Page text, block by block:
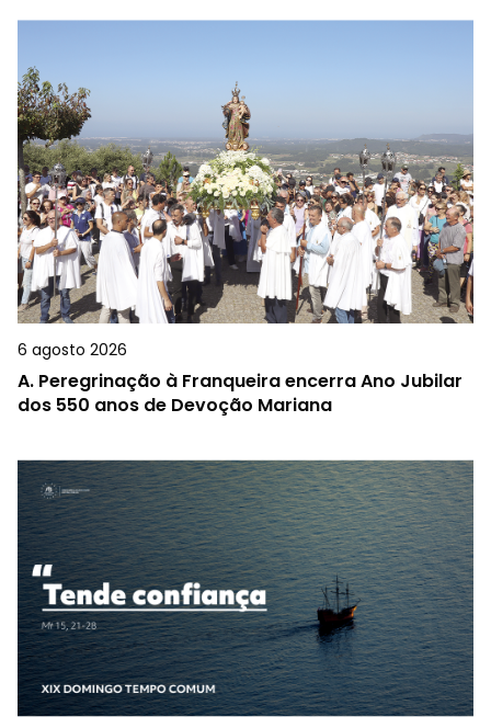
6 agosto 2026
A. Peregrinação à Franqueira encerra Ano Jubilar
dos 550 anos de Devoção Mariana